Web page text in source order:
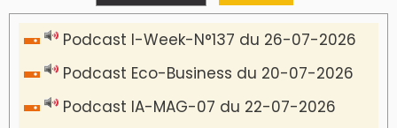
Podcast I-Week-N°137 du 26-07-2026
Podcast Eco-Business du 20-07-2026
Podcast IA-MAG-07 du 22-07-2026